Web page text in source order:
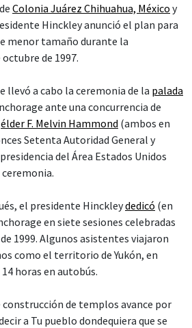
Colonia Juárez Chihuahua, México y
Hinckley anunció el plan para
menor tamaño durante la
de 1997.
llevó a cabo la ceremonia de la palada
ante una concurrencia de
élder F. Melvin Hammond (ambos en
Setenta Autoridad General y
del Área Estados Unidos
el presidente Hinckleydedicó (en
en siete sesiones celebradas
1999. Algunos asistentes viajaron
como el territorio de Yukón, en
horas en autobús.
construcción de templos avance por
a Tu pueblo dondequiera que se